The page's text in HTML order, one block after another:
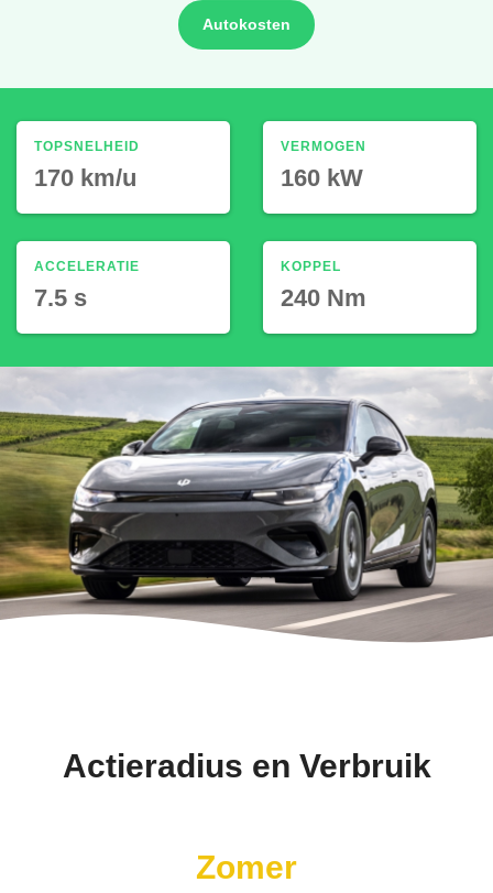
Autokosten
TOPSNELHEID
170 km/u
ACCELERATIE
7.5 s
VERMOGEN
160 kW
KOPPEL
240 Nm
Actieradius en Verbruik
Zomer